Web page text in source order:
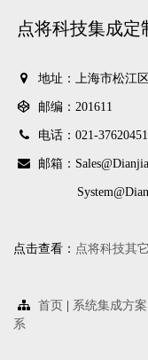
点将科技集成定
地址：上海市松江
邮编：201611
电话：021-
邮箱：
点击查看： 点将科技其
首页 系统集成方案
系